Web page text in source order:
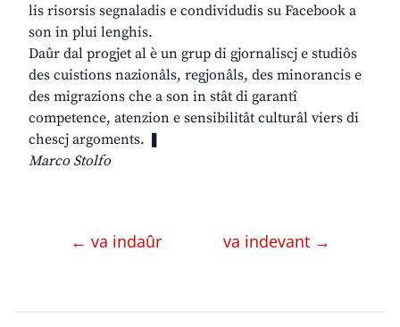
lis risorsis segnaladis e condividudis su Facebook a
son in plui lenghis.
Daûr dal progjet al è un grup di gjornaliscj e studiôs
des cuistions nazionâls, regjonâls, des minorancis e
des migrazions che a son in stât di garantî
competence, atenzion e sensibilitât culturâl viers di
chescj argoments. ❚
Marco Stolfo
← va indaûr va indevant →